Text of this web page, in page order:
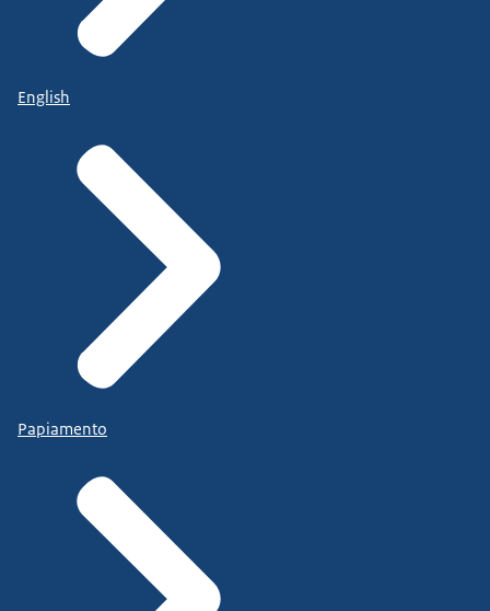
English
Papiamento